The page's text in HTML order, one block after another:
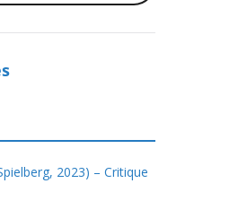
2023) – Critique